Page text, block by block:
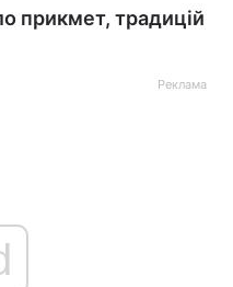
прикмет, традицій
Реклама